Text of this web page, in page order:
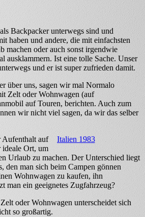
Backpacker unterwegs sind und
haben und andere, die mit einfachsten
machen oder auch sonst irgendwie
ausklammern. Ist eine tolle Sache. Unser
und er ist super zufrieden damit.
über uns, sagen wir mal Normalo
Zelt oder Wohnwagen (auf
auf Touren, berichten. Auch zum
wir nicht viel sagen, da wir das selber
Italien 1983
Aufenthalt auf
ideale Ort, um
Urlaub zu machen. Der Unterschied liegt
den man sich beim Campen gönnen
Wohnwagen zu kaufen, ihn
man ein geeignetes Zugfahrzeug?
oder Wohnwagen unterscheidet sich
so großartig.